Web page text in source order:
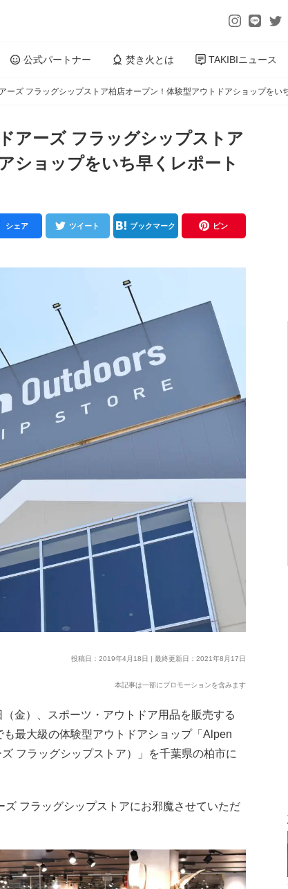
公式パートナー 焚き火とは TAKIBIニュース
ーズ フラッグシップストア柏店オープン！体験型アウトドアショップをい
アーズ フラッグシップストア
ショップをいち早くレポート
シェア ツイート ブックマーク ピン
投稿日：2019年4月18日 | 最終更新日：2021年8月17日
本記事は一部にプロモーションを含みます
金）、スポーツ・アウトドア用品を販売する
最大級の体験型アウトドアショップ「Alpen
フラッグシップストア）」を千葉県の柏市に
フラッグシップストアにお邪魔させていただ